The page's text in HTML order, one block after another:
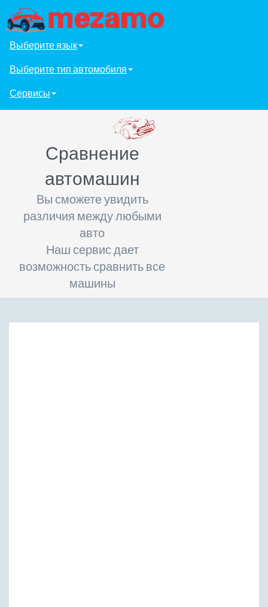
Выберите язык
Выберите тип автомобиля
Сервисы
Сравнение
автомашин
Вы сможете увидить
различия между любыми
авто
Наш сервис дает
возможность сравнить все
машины